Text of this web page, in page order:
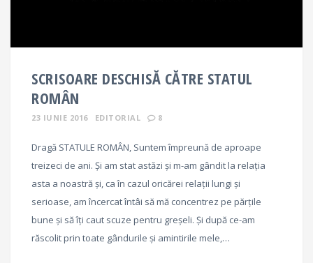
SCRISOARE DESCHISĂ CĂTRE STATUL
ROMÂN
23 IUNIE 2016 EDITORIAL 8
Dragă STATULE ROMÂN, Suntem împreună de aproape
treizeci de ani. Și am stat astăzi și m-am gândit la relația
asta a noastră și, ca în cazul oricărei relații lungi și
serioase, am încercat întâi să mă concentrez pe părțile
bune și să îți caut scuze pentru greșeli. Și după ce-am
răscolit prin toate gândurile și amintirile mele,…